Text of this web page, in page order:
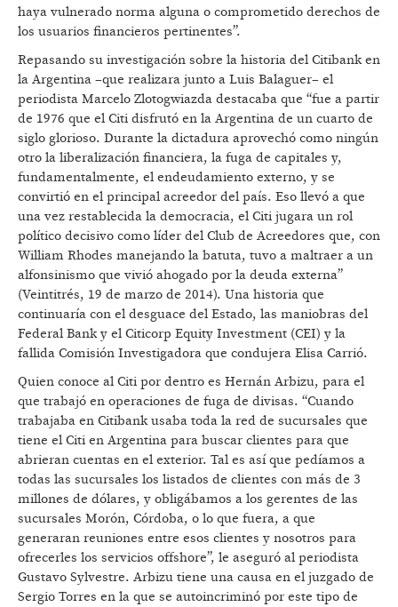
haya vulnerado norma alguna o comprometido derechos de
los usuarios financieros pertinentes”.
Repasando su investigación sobre la historia del Citibank en
la Argentina –que realizara junto a Luis Balaguer– el
periodista Marcelo Zlotogwiazda destacaba que “fue a partir
de 1976 que el Citi disfrutó en la Argentina de un cuarto de
siglo glorioso. Durante la dictadura aprovechó como ningún
otro la liberalización financiera, la fuga de capitales y,
fundamentalmente, el endeudamiento externo, y se
convirtió en el principal acreedor del país. Eso llevó a que
una vez restablecida la democracia, el Citi jugara un rol
político decisivo como líder del Club de Acreedores que, con
William Rhodes manejando la batuta, tuvo a maltraer a un
alfonsinismo que vivió ahogado por la deuda externa”
(Veintitrés, 19 de marzo de 2014). Una historia que
continuaría con el desguace del Estado, las maniobras del
Federal Bank y el Citicorp Equity Investment (CEI) y la
fallida Comisión Investigadora que condujera Elisa Carrió.
Quien conoce al Citi por dentro es Hernán Arbizu, para el
que trabajó en operaciones de fuga de divisas. “Cuando
trabajaba en Citibank usaba toda la red de sucursales que
tiene el Citi en Argentina para buscar clientes para que
abrieran cuentas en el exterior. Tal es así que pedíamos a
todas las sucursales los listados de clientes con más de 3
millones de dólares, y obligábamos a los gerentes de las
sucursales Morón, Córdoba, o lo que fuera, a que
generaran reuniones entre esos clientes y nosotros para
ofrecerles los servicios offshore”, le aseguró al periodista
Gustavo Sylvestre. Arbizu tiene una causa en el juzgado de
Sergio Torres en la que se autoincriminó por este tipo de